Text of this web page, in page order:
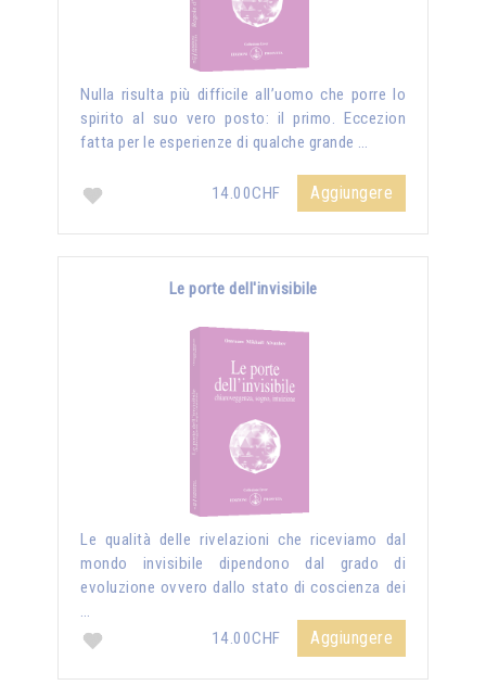
Nulla risulta più difficile all’uomo che porre lo
spirito al suo vero posto: il primo. Eccezion
fatta per le esperienze di qualche grande …
14.00CHF Aggiungere
Le porte dell'invisibile
Le qualità delle rivelazioni che riceviamo dal
mondo invisibile dipendono dal grado di
evoluzione ovvero dallo stato di coscienza dei
…
14.00CHF
Aggiungere